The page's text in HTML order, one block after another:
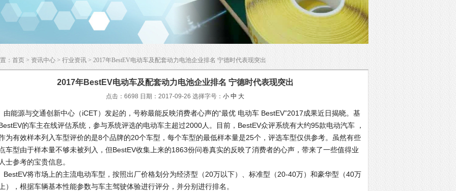
： 首页 > 资讯中心 > 行业资讯 > 2017年BestEV电动车及配套动力电池企业排名 宁德时代表现突出
2017年BestEV电动车及配套动力电池企业排名 宁德时代表现突出
点击：6698 日期：2017-09-26 选择字号： 小 中 大
源与交通创新中心（iCET）发起的，号称最能反映消费者心声的“最优 电动车 BestEV”2017成果近日揭晓。基
的车主在线评估系统，参与系统评选的电动车主超过2000人。目前，BestEV众评系统有大约95款电动汽车 ，
为有效样本列入车型评价的是8个品牌的20个车型，每个车型的最低样本量是25个，评选车型仅供参考。虽然有些
车型由于样本量不够未被列入，但BestEV收集上来的1863份问卷真实的反映了消费者的心声，带来了一些值得业
士参考的宝贵信息。
将市场上的主流电动车型，按照出厂价格划分为经济型（20万以下）、标准型（20-40万）和豪华型（40万
），根据车辆基本性能参数与车主驾驶体验进行评分，并分别进行排名。